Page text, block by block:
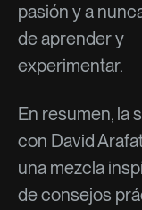
pasión y a
de aprender y
experimentar.
En resumen, la
con David
una mezcla
de consejos